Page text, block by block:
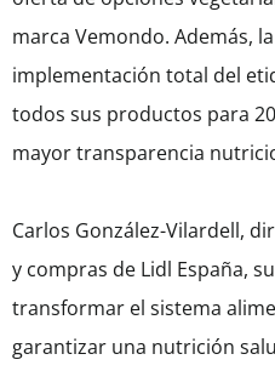
marca Vemondo. Además,
implementación total del
todos sus productos para
mayor transparencia
Carlos González-Vilardell,
y compras de Lidl España,
transformar el sistema
garantizar una nutrición